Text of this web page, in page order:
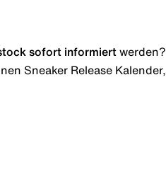
sofort informiert werden?
Sneaker Release Kalender,